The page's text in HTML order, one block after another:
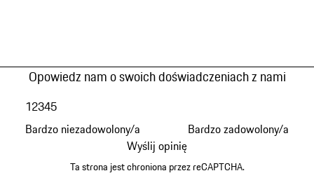
Opowiedz nam o swoich doświadczeniach z nami
Bardzo niezadowolony/a
12345
Bardzo zadowolony/a
Wyślij opinię
Ta strona jest chroniona przez reCAPTCHA.